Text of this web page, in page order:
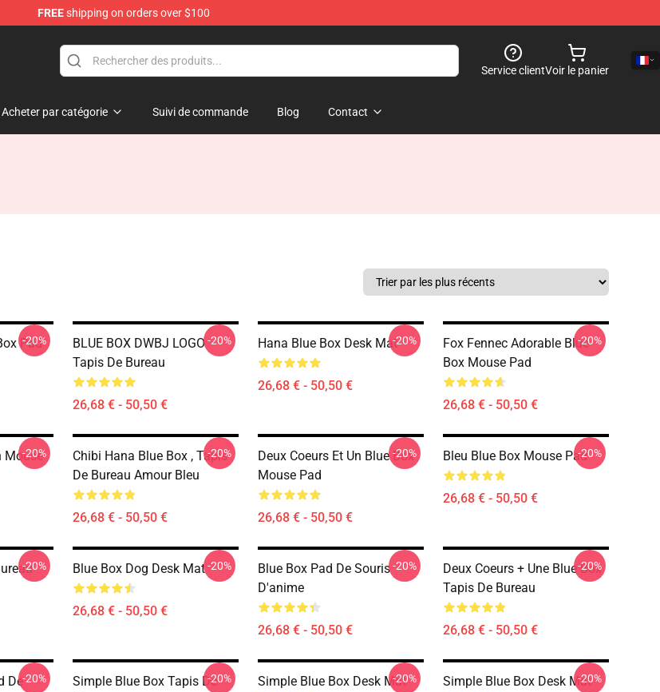
FREEshipping on orders over $100
Service clientVoir le panier
Acheter par catégorie Suivi de commande Blog Contact
Pad
-20%
BLUE BOX DWBJ LOGO
Tapis De Bureau
26,68 € - 50,50 €
-20% Hana Blue Box Desk Mat
26,68 € - 50,50 €
-20%
Fox Fennec Adorable Blue
Box Mouse Pad
26,68 € - 50,50 €
-20%
Mouse
-20%
Chibi Hana Blue Box , Tapis
De Bureau Amour Bleu
26,68 € - 50,50 €
-20%
Deux Coeurs Et Un Blue Box
Mouse Pad
26,68 € - 50,50 €
-20% Bleu Blue Box Mouse Pad
26,68 € - 50,50 €
-20%
-20% Blue Box Dog Desk Mat
26,68 € - 50,50 €
-20%
Blue Box Pad De Souris
D'anime
26,68 € - 50,50 €
-20%
Deux Coeurs + Une Blue Box
Tapis De Bureau
26,68 € - 50,50 €
-20%
De-20%
Simple Blue Box Tapis De-20% Simple Blue Box Desk Mat-20% Simple Blue Box Desk Mat-20%